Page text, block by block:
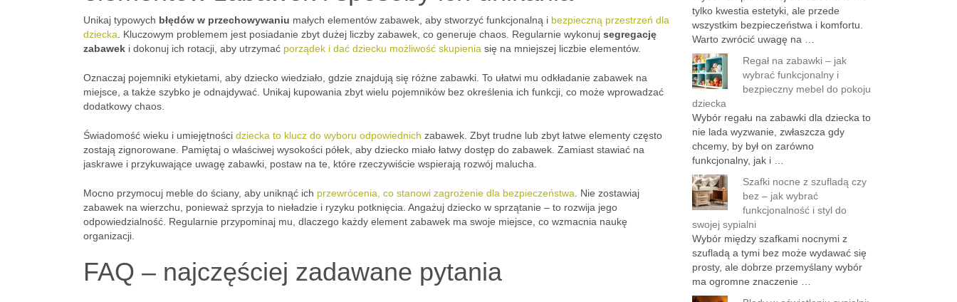
Unikaj typowych błędów w przechowywaniu małych elementów zabawek, aby stworzyć funkcjonalną i bezpieczną przestrzeń dla
dziecka . Kluczowym problemem jest posiadanie zbyt dużej liczby zabawek, co generuje chaos. Regularnie wykonuj segregację
zabawek i dokonuj ich rotacji, aby utrzymać porządek i dać dziecku możliwość skupienia się na mniejszej liczbie elementów.
Oznaczaj pojemniki etykietami, aby dziecko wiedziało, gdzie znajdują się różne zabawki. To ułatwi mu odkładanie zabawek na
miejsce, a także szybko je odnajdywać. Unikaj kupowania zbyt wielu pojemników bez określenia ich funkcji, co może wprowadzać
dodatkowy chaos.
Świadomość wieku i umiejętności dziecka to klucz do wyboru odpowiednich zabawek. Zbyt trudne lub zbyt łatwe elementy często
zostają zignorowane. Pamiętaj o właściwej wysokości półek, aby dziecko miało łatwy dostęp do zabawek. Zamiast stawiać na
jaskrawe i przykuwające uwagę zabawki, postaw na te, które rzeczywiście wspierają rozwój malucha.
Mocno przymocuj meble do ściany, aby uniknąć ich przewrócenia, co stanowi zagrożenie dla bezpieczeństwa . Nie zostawiaj
zabawek na wierzchu, ponieważ sprzyja to nieładzie i ryzyku potknięcia. Angażuj dziecko w sprzątanie – to rozwija jego
odpowiedzialność. Regularnie przypominaj mu, dlaczego każdy element zabawek ma swoje miejsce, co wzmacnia naukę
organizacji.
FAQ – najczęściej zadawane pytania
tylko kwestia estetyki, ale przede
wszystkim bezpieczeństwa i komfortu.
Warto zwrócić uwagę na …
Regał na zabawki – jak
wybrać funkcjonalny i
bezpieczny mebel do pokoju
dziecka
Wybór regału na zabawki dla dziecka to
nie lada wyzwanie, zwłaszcza gdy
chcemy, by był on zarówno
funkcjonalny, jak i …
Szafki nocne z szufladą czy
bez – jak wybrać
funkcjonalność i styl do
swojej sypialni
Wybór między szafkami nocnymi z
szufladą a tymi bez może wydawać się
prosty, ale dobrze przemyślany wybór
ma ogromne znaczenie …